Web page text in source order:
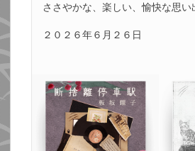
ささやかな、楽しい、愉快な思い
２０２６年６月２６日